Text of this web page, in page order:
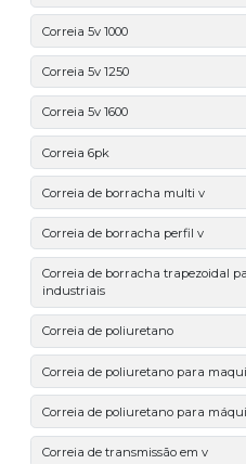
Correia 5v 1000
Correia 5v 1250
Correia 5v 1600
Correia 6pk
Correia de borracha multi v
Correia de borracha perfil v
Correia de borracha trapezoidal
industriais
Correia de poliuretano
Correia de poliuretano para
Correia de poliuretano para
Correia de transmissão em v